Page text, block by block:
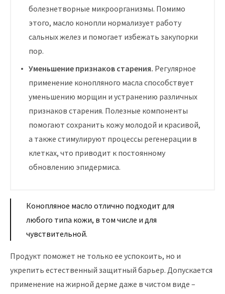
болезнетворные микроорганизмы. Помимо
этого, масло конопли нормализует работу
сальных желез и помогает избежать закупорки
пор.
Уменьшение признаков старения. Регулярное
применение конопляного масла способствует
уменьшению морщин и устранению различных
признаков старения. Полезные компоненты
помогают сохранить кожу молодой и красивой,
а также стимулируют процессы регенерации в
клетках, что приводит к постоянному
обновлению эпидермиса.
Конопляное масло отлично подходит для
любого типа кожи, в том числе и для
чувствительной.
Продукт поможет не только ее успокоить, но и
укрепить естественный защитный барьер. Допускается
применение на жирной дерме даже в чистом виде –